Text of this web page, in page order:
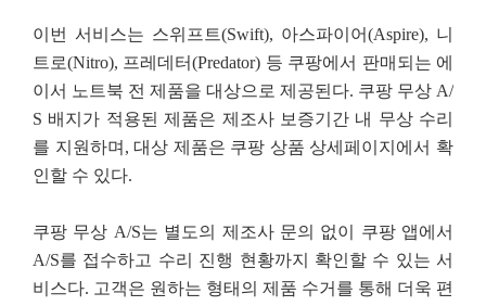
이번 서비스는 스위프트(Swift), 아스파이어(Aspire), 니
트로(Nitro), 프레데터(Predator) 등 쿠팡에서 판매되는 에
이서 노트북 전 제품을 대상으로 제공된다. 쿠팡 무상 A/
S 배지가 적용된 제품은 제조사 보증기간 내 무상 수리
를 지원하며, 대상 제품은 쿠팡 상품 상세페이지에서 확
인할 수 있다.
쿠팡 무상 A/S는 별도의 제조사 문의 없이 쿠팡 앱에서
A/S를 접수하고 수리 진행 현황까지 확인할 수 있는 서
비스다. 고객은 원하는 형태의 제품 수거를 통해 더욱 편